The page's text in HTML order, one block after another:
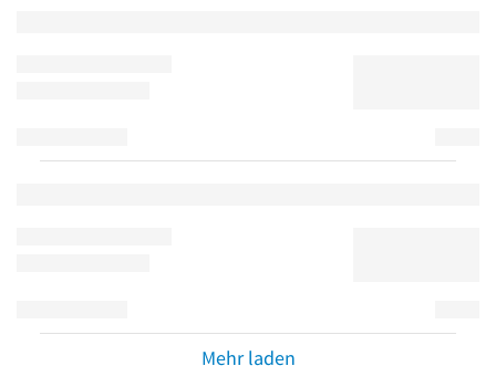
Mehr laden